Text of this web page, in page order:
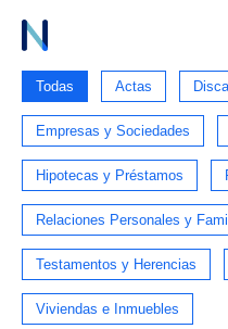
Todas Actas
Empresas y Sociedades
Hipotecas y Préstamos
Relaciones Personales y
Testamentos y Herencias
Viviendas e Inmuebles